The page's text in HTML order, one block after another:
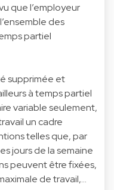
que l’employeur
des
partiel
supprimée et
à temps partiel
variable seulement,
un cadre
telles que, par
jours de la semaine
peuvent être fixées,
de travail,…